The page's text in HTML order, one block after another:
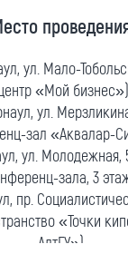
ул. Мало-
«Мой бизнес»)
ул.
зал «Аквалар-
ул. Молодежная,
зала, 3
пр.
«Точки
АлтГУ»)